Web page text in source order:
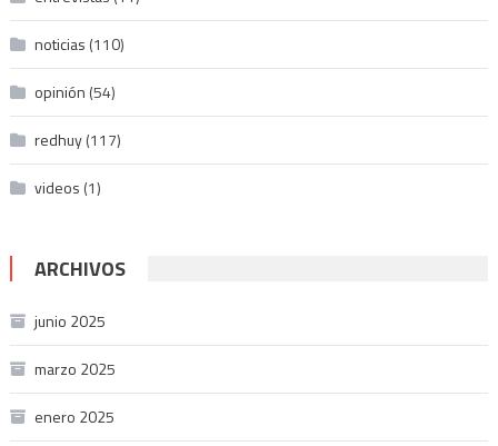
noticias (110)
opinión (54)
redhuy(117)
videos (1)
ARCHIVOS
junio 2025
marzo 2025
enero 2025